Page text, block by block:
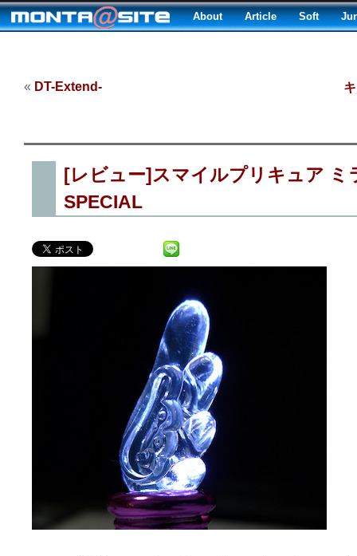
About Article Soft
« DT-Extend-
[レビュー]スマイルプリキュア ミ
SPECIAL